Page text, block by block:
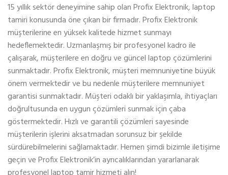
15 yıllık sektör deneyimine sahip olan Profix Elektronik, laptop
tamiri konusunda öne çıkan bir firmadır. Profix Elektronik
müşterilerine en yüksek kalitede hizmet sunmayı
hedeflemektedir. Uzmanlaşmış bir profesyonel kadro ile
çalışarak, müşterilere en doğru ve güncel laptop çözümlerini
sunmaktadır. Profix Elektronik, müşteri memnuniyetine büyük
önem vermektedir ve bu nedenle müşterilere memnuniyet
garantisi sunmaktadır. Müşteri odaklı bir yaklaşımla, ihtiyaçları
doğrultusunda en uygun çözümleri sunmak için çaba
göstermektedir. Hızlı ve garantili çözümleri sayesinde
müşterilerin işlerini aksatmadan sorunsuz bir şekilde
sürdürebilmelerini sağlamaktadır. Hemen şimdi bizimle iletişime
geçin ve Profix Elektronik’in ayrıcalıklarından yararlanarak